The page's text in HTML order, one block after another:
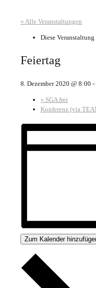
« Alle Veranstaltungen
Diese
Feiertag
8. Dezember 2020 @ 8:00 -
« SGA frei
Konferenz (via
Zum Kalender